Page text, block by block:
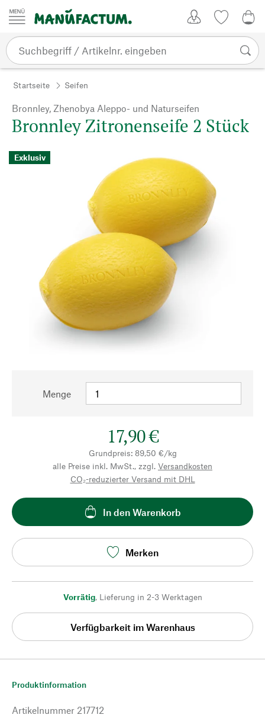
Zum Inhalt springen
Startseite Seifen
Bronnley, Zhenobya Aleppo- und Naturseifen
Bronnley Zitronenseife 2 Stück
Exklusiv
Menge
17,90 €
Grundpreis: 89,50 €/kg
alle Preise inkl. MwSt., zzgl. Versandkosten
CO₂-reduzierter Versand mit DHL
In den Warenkorb
Merken
Vorrätig, Lieferung in 2-3 Werktagen
Verfügbarkeit im Warenhaus
Produktinformation
Artikelnummer 217712